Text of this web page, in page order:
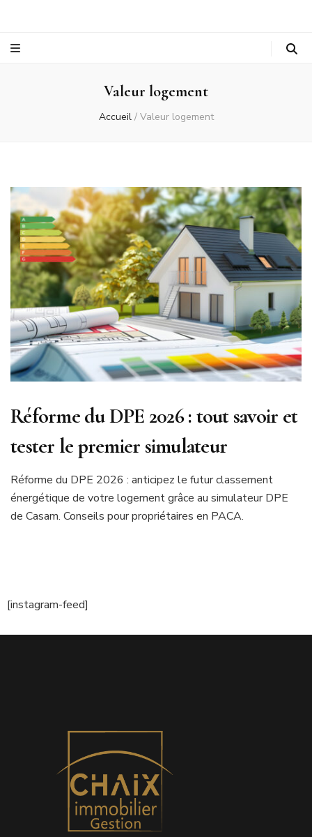
Valeur logement
Accueil / Valeur logement
Réforme du DPE 2026 : tout savoir et
tester le premier simulateur
Réforme du DPE 2026 : anticipez le futur classement
énergétique de votre logement grâce au simulateur DPE
de Casam. Conseils pour propriétaires en PACA.
[instagram-feed]